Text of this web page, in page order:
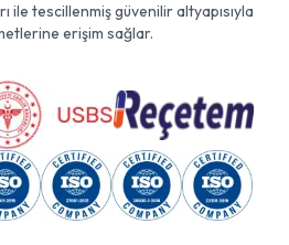
ile tescillenmiş güvenilir altyapısıyla
erişim sağlar.